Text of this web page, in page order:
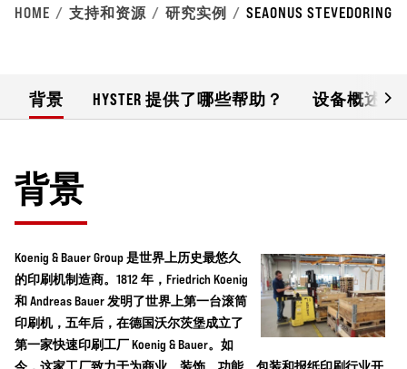
HOME 支持和资源 研究实例 SEAONUS STEVEDORING
背景 HYSTER 提供了哪些帮助？ 设备概述
背景
Koenig & Bauer Group 是世界上历史最悠久
的印刷机制造商。1812 年，Friedrich Koenig
和 Andreas Bauer 发明了世界上第一台滚筒
印刷机，五年后，在德国沃尔茨堡成立了
第一家快速印刷工厂 Koenig & Bauer。如
今，这家工厂致力于为商业、装饰、功能、包装和报纸印刷行业开